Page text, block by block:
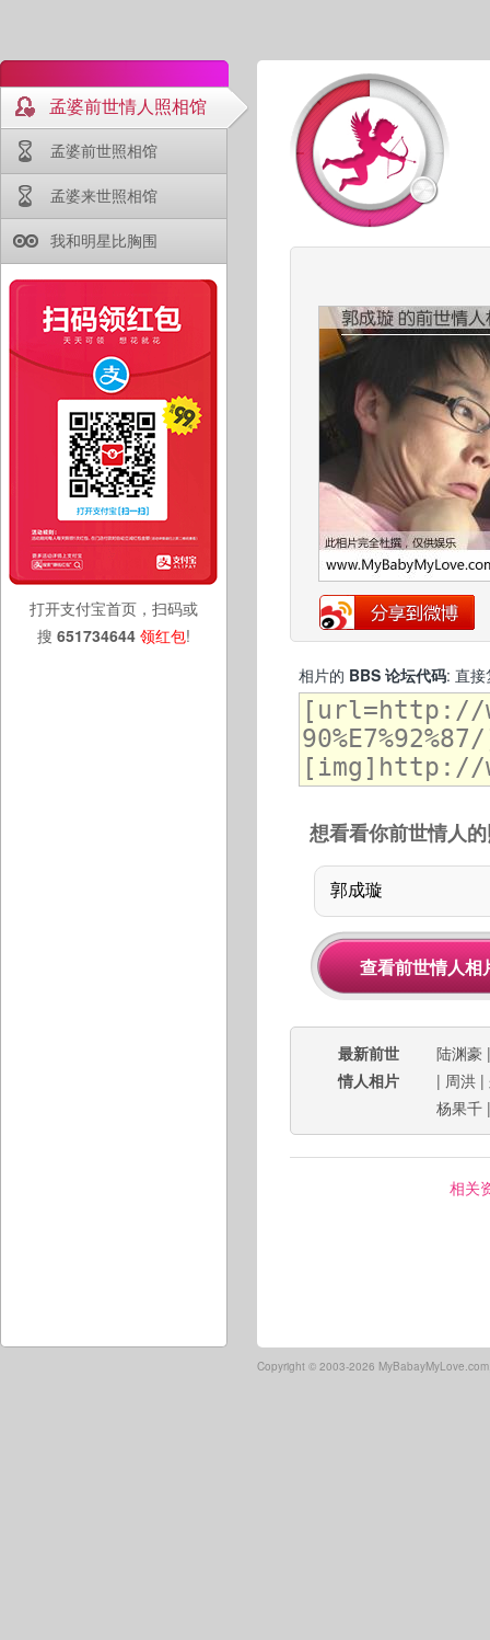
孟婆前世情人照相馆
孟婆前世照相馆
孟婆来世照相馆
我和明星比胸围
打开支付宝首页，扫码或
搜 651734644 领红包!
相片的 BBS 论坛代码: 直接
想看看你前世情人
最新前世
情人相片
陆渊豪
| 周洪 |
杨果千
相关
Copyright © 2003-2026